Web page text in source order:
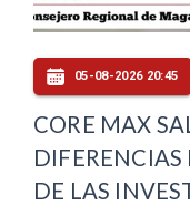
05-08-2026 20:45
CORE MAX
DE LAS